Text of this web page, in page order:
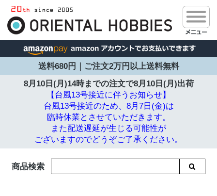
送料680円｜ご注文2万円以上送料無料
8月10日(月)14時までの注文で8月10日(月)出荷
【台風13号接近に伴うお知らせ】
台風13号接近のため、8月7日(金)は
臨時休業とさせていただきます。
また配送遅延が生じる可能性が
ございますのでどうぞご了承ください。
商品検索